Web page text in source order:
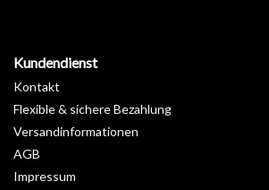
Kundendienst
Kontakt
Flexible & sichere Bezahlung
Versandinformationen
AGB
Impressum